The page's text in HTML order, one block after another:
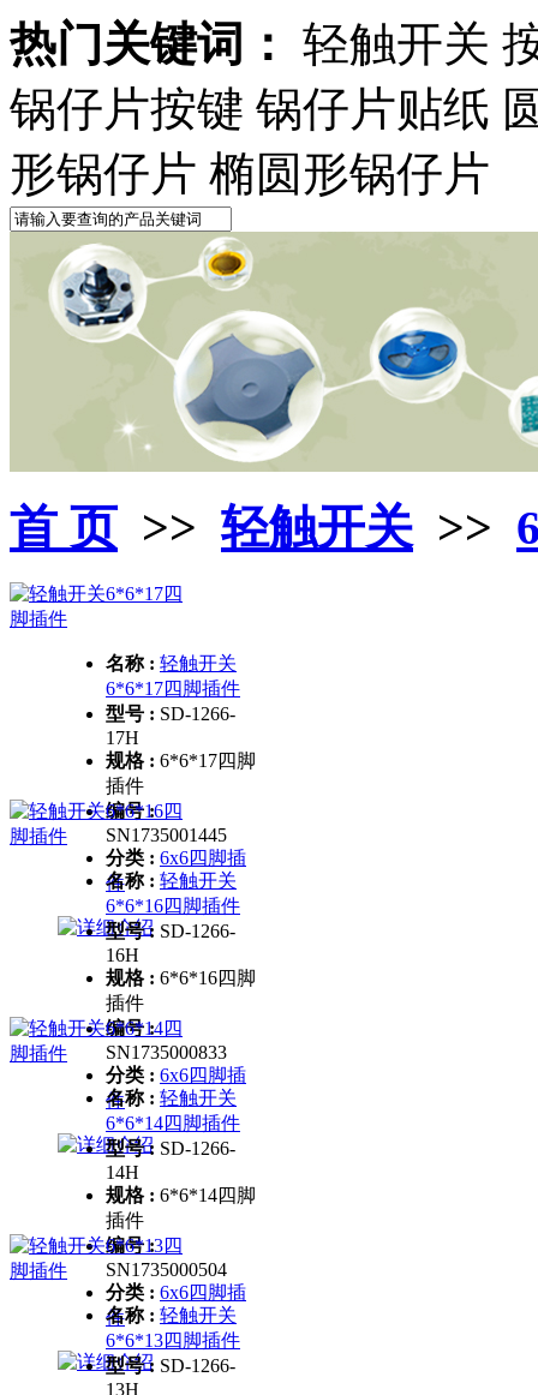
热门关键词： 轻触开关
锅仔片按键 锅仔片贴纸
形锅仔片 椭圆形锅仔片
首 页>> 轻触开关 >>
名称 : 轻触开关
6*6*17四脚插件
型号 : SD-1266-
17H
规格 : 6*6*17四脚
插件
编号 :
SN1735001445
分类 : 6x6四脚插
件
名称 : 轻触开关
6*6*16四脚插件
型号 : SD-1266-
16H
规格 : 6*6*16四脚
插件
编号 :
SN1735000833
分类 : 6x6四脚插
件
名称 : 轻触开关
6*6*14四脚插件
型号 : SD-1266-
14H
规格 : 6*6*14四脚
插件
编号 :
SN1735000504
分类 : 6x6四脚插
件
名称 : 轻触开关
6*6*13四脚插件
型号 : SD-1266-
13H